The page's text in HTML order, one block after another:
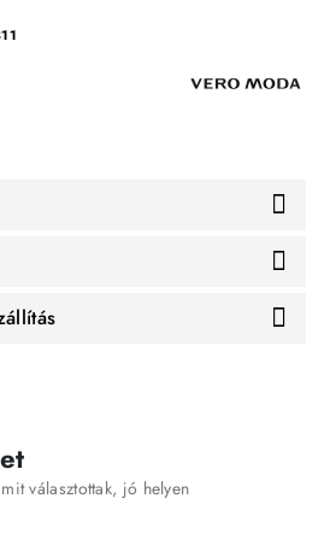
választottak, jó helyen